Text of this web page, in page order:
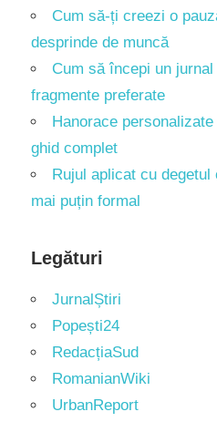
Cum să-ți creezi o
desprinde de muncă
Cum să începi un
fragmente preferate
Hanorace
ghid complet
Rujul aplicat cu
mai puțin formal
Legături
JurnalȘtiri
Popești24
RedacțiaSud
RomanianWiki
UrbanReport